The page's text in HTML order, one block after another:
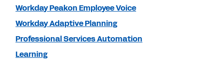
Workday Peakon Employee Voice
Workday Adaptive Planning
Professional Services Automation
Learning